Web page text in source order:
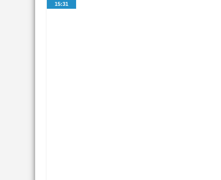
15:31